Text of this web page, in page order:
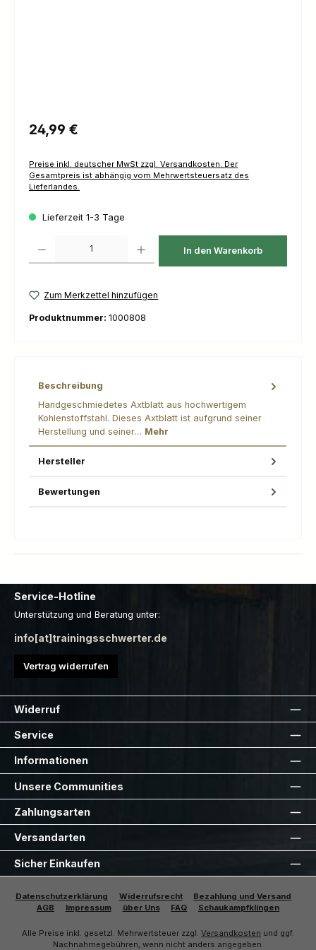
Regulärer Preis:
24,99 €
Preise inkl. deutscher MwSt zzgl. Versandkosten. Der
Gesamtpreis ist abhängig vom Mehrwertsteuersatz des
Lieferlandes.
Lieferzeit 1-3 Tage
In den Warenkorb
Zum Merkzettel hinzufügen
Produktnummer: 1000808
Beschreibung
Handgeschmiedetes Axtblatt aus hochwertigem
Kohlenstoffstahl. Dieses Axtblatt ist aufgrund seiner
Herstellung und seiner… Mehr
Hersteller
Bewertungen
Service-Hotline
Unterstützung und Beratung unter:
info[at]trainingsschwerter.de
Vertrag widerrufen
Widerruf
Service
Informationen
Unsere Communities
Zahlungsarten
Versandarten
Sicher Einkaufen
Datenschutzerklärung Widerrufsrecht
Bezahlung und Versand
AGB
Impressum über Uns FAQ Schaukampfklingen
Alle Preise inkl. gesetzl. Mehrwertsteuer zzgl. Versandkosten und ggf.
Nachnahmegebühren, wenn nicht anders angegeben.